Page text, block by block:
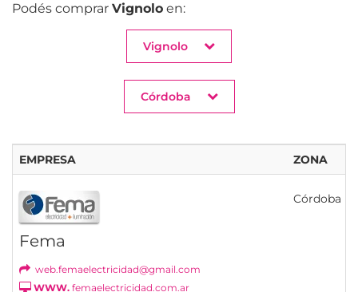
Podés comprar Vignolo en:
Vignolo
Córdoba
EMPRESA ZONA
Fema
web.femaelectricidad@gmail.com
WWW. femaelectricidad.com.ar
Córdoba